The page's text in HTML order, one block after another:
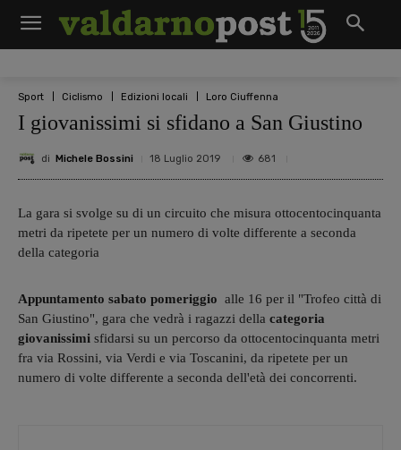
Sport Ciclismo Edizioni locali Loro Ciuffenna
I giovanissimi si sfidano a San Giustino
di Michele Bossini 18 Luglio 2019 681
La gara si svolge su di un circuito che misura ottocentocinquanta
metri da ripetete per un numero di volte differente a seconda
della categoria
Appuntamento sabato pomeriggio alle 16 per il "Trofeo città di
San Giustino", gara che vedrà i ragazzi della categoria
giovanissimi sfidarsi su un percorso da ottocentocinquanta metri
fra via Rossini, via Verdi e via Toscanini, da ripetete per un
numero di volte differente a seconda dell'età dei concorrenti.